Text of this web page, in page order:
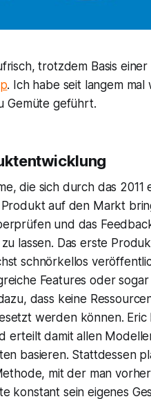
trotzdem Basis
. Ich habe seit langem
Gemüte geführt.
die sich durch das
auf den Markt
und das
lassen. Das erste
schnörkellos
Features oder
dass keine
werden können.
erteilt damit allen
basieren. Stattdessen
mit der man
konstant sein eigenes